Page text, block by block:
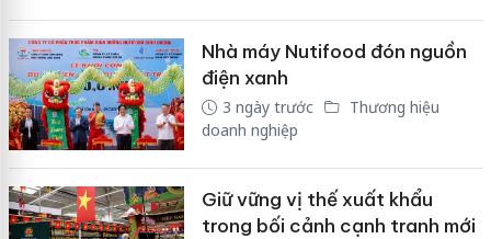
Nhà máy Nutifood đón nguồn
điện xanh
3 ngày trước
Thương hiệu
doanh nghiệp
Giữ vững vị thế xuất khẩu
trong bối cảnh cạnh tranh mới